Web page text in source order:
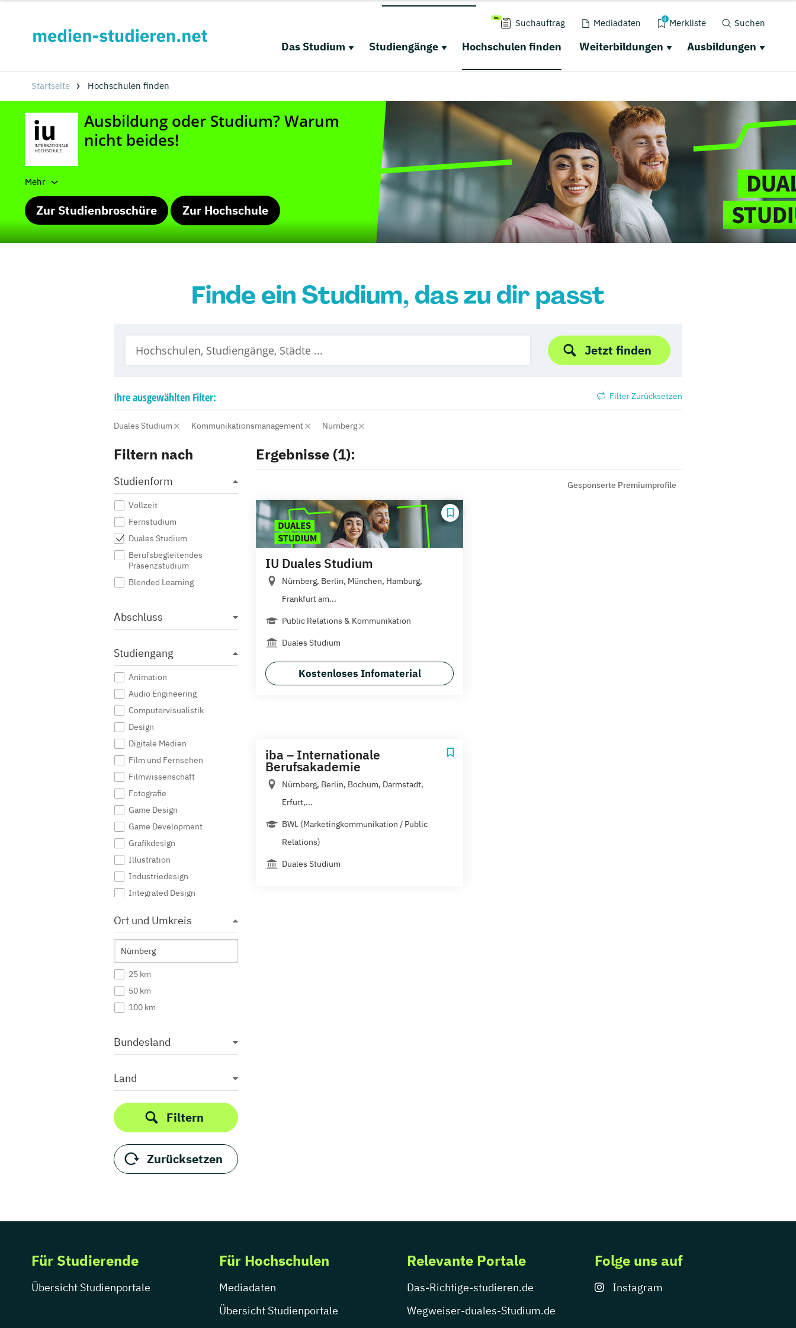
Suchauftrag Mediadaten 0 Merkliste Suchen
Das Studium Studiengänge Hochschulen finden Weiterbildungen Ausbildungen
Startseite Hochschulen finden
Mehr
Zur Studienbroschüre Zur Hochschule
Finde ein Studium, das zu dir passt
Jetzt finden
Ihreausgewählten Filter: Filter Zurücksetzen
Duales Studium Kommunikationsmanagement Nürnberg
Filtern nach
Studienform
Vollzeit
Fernstudium
Duales Studium
Berufsbegleitendes
Präsenzstudium
Blended Learning
Abschluss
Studiengang
Animation
Audio Engineering
Computervisualistik
Design
Digitale Medien
Film und Fernsehen
Filmwissenschaft
Fotografie
Game Design
Game Development
Grafikdesign
Illustration
Industriedesign
Integrated Design
Journalismus
Kommunikationsdesign
Kommunikationsmanagement
Kommunikationswissenschaft
Kreatives Schreiben
Kunst
Kunstgeschichte
Medieninformatik
Medienkommunikation
Medienwirtschaft
Medienmanagement
Medienpädagogik
Medienproduktion
Medienpsychologie
Medienwissenschaft
Musik
Musikproduktion
Ort und Umkreis
25 km
50 km
100 km
Bundesland
Land
Filtern
Zurücksetzen
Ergebnisse (1):
Gesponserte Premiumprofile
IU Duales Studium
Nürnberg, Berlin, München, Hamburg,
Frankfurt am...
Public Relations & Kommunikation
Duales Studium
Kostenloses Infomaterial
iba – Internationale
Berufsakademie
Nürnberg, Berlin, Bochum, Darmstadt,
Erfurt,...
BWL (Marketingkommunikation / Public
Relations)
Duales Studium
Für Studierende
Übersicht Studienportale
Für Hochschulen
Mediadaten
Übersicht Studienportale
Relevante Portale
Das-Richtige-studieren.de
Wegweiser-duales-Studium.de
Folge uns auf
Instagram